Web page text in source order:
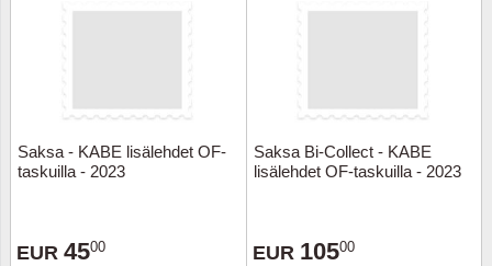
Saksa - KABE lisälehdet OF-
taskuilla - 2023
EUR 4500
Saksa Bi-Collect - KABE
lisälehdet OF-taskuilla - 2023
EUR 10500